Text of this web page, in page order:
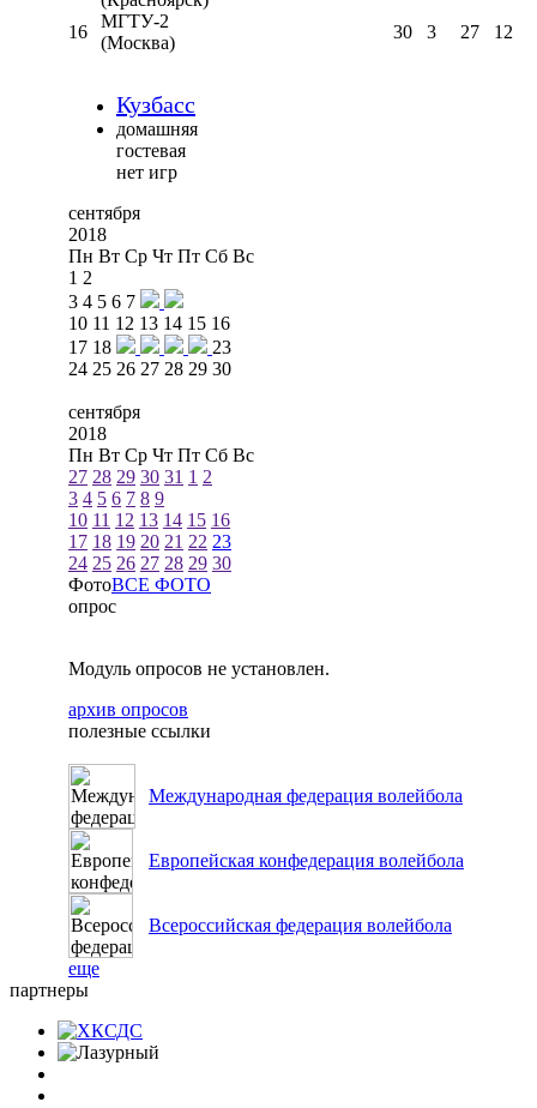
16
МГТУ-2
(Москва)
30 3 27 12
Кузбасс
домашняя
гостевая
нет игр
сентября
2018
Пн Вт Ср Чт Пт Сб Вс
1 2
3 4 5 6 7
10 11 12 13 14 15 16
17 18
23
24 25 26 27 28 29 30
сентября
2018
Пн Вт Ср Чт Пт Сб Вс
27 28 29 30 31 1 2
3 4 5 6 7 8 9
10 11 12 13 14 15 16
17 18 19 20 21 22 23
24 25 26 27 28 29 30
ФотоВСЕ ФОТО
опрос
Модуль опросов не установлен.
архив опросов
полезные ссылки
Международная федерация волейбола
Европейская конфедерация волейбола
Всероссийская федерация волейбола
еще
партнеры